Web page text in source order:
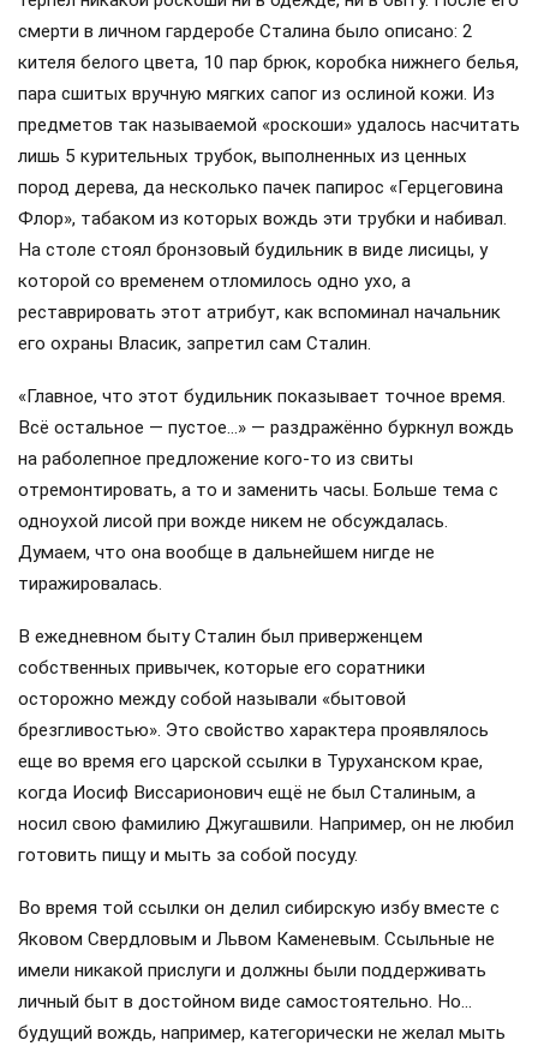
смерти в личном гардеробе Сталина было описано: 2
кителя белого цвета, 10 пар брюк, коробка нижнего белья,
пара сшитых вручную мягких сапог из ослиной кожи. Из
предметов так называемой «роскоши» удалось насчитать
лишь 5 курительных трубок, выполненных из ценных
пород дерева, да несколько пачек папирос «Герцеговина
Флор», табаком из которых вождь эти трубки и набивал.
На столе стоял бронзовый будильник в виде лисицы, у
которой со временем отломилось одно ухо, а
реставрировать этот атрибут, как вспоминал начальник
его охраны Власик, запретил сам Сталин.
«Главное, что этот будильник показывает точное время.
Всё остальное — пустое…» — раздражённо буркнул вождь
на раболепное предложение кого-то из свиты
отремонтировать, а то и заменить часы. Больше тема с
одноухой лисой при вожде никем не обсуждалась.
Думаем, что она вообще в дальнейшем нигде не
тиражировалась.
В ежедневном быту Сталин был приверженцем
собственных привычек, которые его соратники
осторожно между собой называли «бытовой
брезгливостью». Это свойство характера проявлялось
еще во время его царской ссылки в Туруханском крае,
когда Иосиф Виссарионович ещё не был Сталиным, а
носил свою фамилию Джугашвили. Например, он не любил
готовить пищу и мыть за собой посуду.
Во время той ссылки он делил сибирскую избу вместе с
Яковом Свердловым и Львом Каменевым. Ссыльные не
имели никакой прислуги и должны были поддерживать
личный быт в достойном виде самостоятельно. Но…
будущий вождь, например, категорически не желал мыть